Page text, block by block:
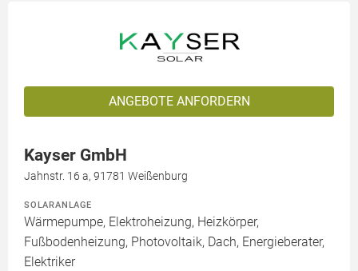
ANGEBOTE ANFORDERN
Kayser GmbH
Jahnstr. 16 a, 91781 Weißenburg
SOLARANLAGE
Wärmepumpe, Elektroheizung, Heizkörper,
Fußbodenheizung, Photovoltaik, Dach, Energieberater,
Elektriker